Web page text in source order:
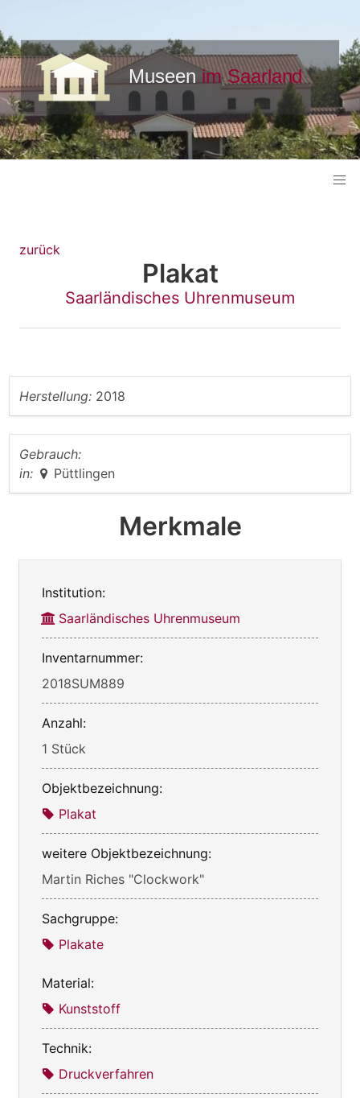
zurück
Plakat
Saarländisches Uhrenmuseum
Herstellung: 2018
Gebrauch:
in:
Püttlingen
Merkmale
Institution:
Saarländisches Uhrenmuseum
Inventarnummer:
2018SUM889
Anzahl:
1 Stück
Objektbezeichnung:
Plakat
weitere Objektbezeichnung:
Martin Riches "Clockwork"
Sachgruppe:
Plakate
Material:
Kunststoff
Technik:
Druckverfahren